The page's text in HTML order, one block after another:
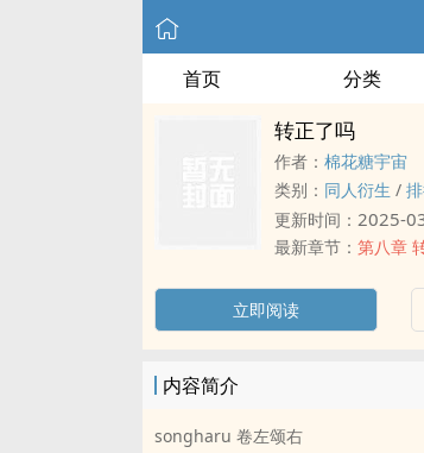
首页 分类
转正了吗
作者： 棉花糖宇宙
类别： ‎‍同‎‌‍人‎衍生 /
更新时间： 2025-
最新章节： 第八章
立即阅读
内容简介
songharu 卷左颂右